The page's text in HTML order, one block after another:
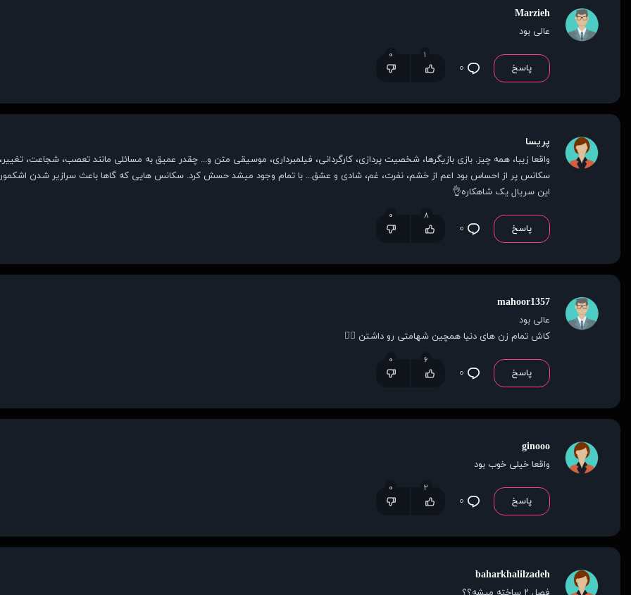
Marzieh
عالی بود
پاسخ ۰
۱ ۰
پریسا
واقعا زیبا، همه چیز. بازی بازیگرها، شخصیت پردازی، کارگردانی، فیلمبرداری، موسیقی متن و... چقدر عمیق به مسائلی مانند تعصب، شجاعت،
سکانس پر از احساس بود اعم از خشم، نفرت، غم، شادی و عشق... با تمام وجود میشد حسش کرد. سکانس هایی که گاها باعث سرازیر شدن اشکمون
این سریال یک شاهکاره👌
پاسخ ۰
۸ ۰
mahoor1357
عالی بود
کاش تمام زن های دنیا همچین شهامتی رو داشتن ✌🏻
پاسخ ۰
۶ ۰
ginooo
واقعا خیلی خوب بود
پاسخ ۰
۲ ۰
baharkhalilzadeh